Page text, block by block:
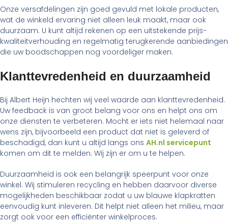
Onze versafdelingen zijn goed gevuld met lokale producten,
wat de winkeld ervaring niet alleen leuk maakt, maar ook
duurzaam. U kunt altijd rekenen op een uitstekende prijs-
kwaliteitverhouding en regelmatig terugkerende aanbiedingen
die uw boodschappen nog voordeliger maken.
Klanttevredenheid en duurzaamheid
Bij Albert Heijn hechten wij veel waarde aan klanttevredenheid.
Uw feedback is van groot belang voor ons en helpt ons om
onze diensten te verbeteren. Mocht er iets niet helemaal naar
wens zijn, bijvoorbeeld een product dat niet is geleverd of
beschadigd, dan kunt u altijd langs ons AH.nl servicepunt
komen om dit te melden. Wij zijn er om u te helpen.
Duurzaamheid is ook een belangrijk speerpunt voor onze
winkel. Wij stimuleren recycling en hebben daarvoor diverse
mogelijkheden beschikbaar zodat u uw blauwe klapkratten
eenvoudig kunt inleveren. Dit helpt niet alleen het milieu, maar
zorgt ook voor een efficiënter winkelproces.